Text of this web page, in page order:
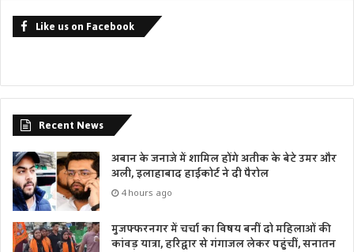
Like us on Facebook
Recent News
अबान के जनाजे में शामिल होंगे अतीक के बेटे उमर और
अली, इलाहाबाद हाईकोर्ट ने दी पैरोल
4 hours ago
मुजफ्फरनगर में चर्चा का विषय बनीं दो महिलाओं की
कांवड़ यात्रा, हरिद्वार से गंगाजल लेकर पहुंचीं, सनातन